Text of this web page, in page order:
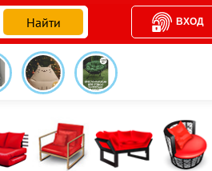
ВХОД